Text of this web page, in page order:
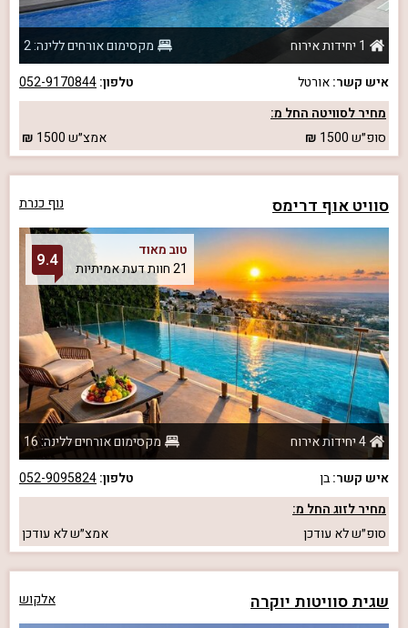
1 יחידות אירוח
מקסימום אורחים ללינה: 2
איש קשר:אורטל טלפון:052-9170844
מחיר לסוויטה החל מ:
סופ״ש1500 אמצ״ש1500
סוויט אוף דרימס נוף כנרת
טוב מאוד
21 חוות דעת אמיתיות
9.4
4 יחידות אירוח
מקסימום אורחים ללינה: 16
איש קשר:בן טלפון:052-9095824
מחיר לזוג החל מ:
סופ״שלא עודכן אמצ״שלא עודכן
שגית סוויטות יוקרה אלקוש